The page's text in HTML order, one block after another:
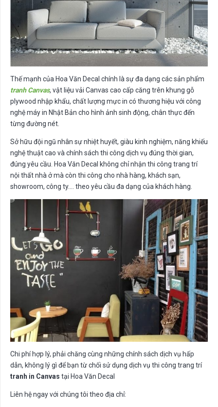
Thế mạnh của Hoa Văn Decal chính là sự đa dạng các sản phẩm
tranh Canvas, vật liệu vải Canvas cao cấp căng trên khung gỗ
plywood nhập khẩu, chất lượng mực in có thương hiệu với công
nghệ máy in Nhật Bản cho hình ảnh sinh động, chân thực đến
từng đường nét.
Sở hữu đội ngũ nhân sự nhiệt huyết, giàu kinh nghiệm, năng khiếu
nghệ thuật cao và chính sách thi công dịch vụ đúng thời gian,
đúng yêu cầu. Hoa Văn Decal không chỉ nhận thi công trang trí
nội thất nhà ở mà còn thi công cho nhà hàng, khách sạn,
showroom, công ty…. theo yêu cầu đa dạng của khách hàng.
Chi phí hợp lý, phải chăng cùng những chính sách dịch vụ hấp
dẫn, không lý gì để bạn từ chối sử dụng dịch vụ thi công trang trí
tranh in Canvas tại Hoa Văn Decal
Liên hệ ngay với chúng tôi theo địa chỉ: